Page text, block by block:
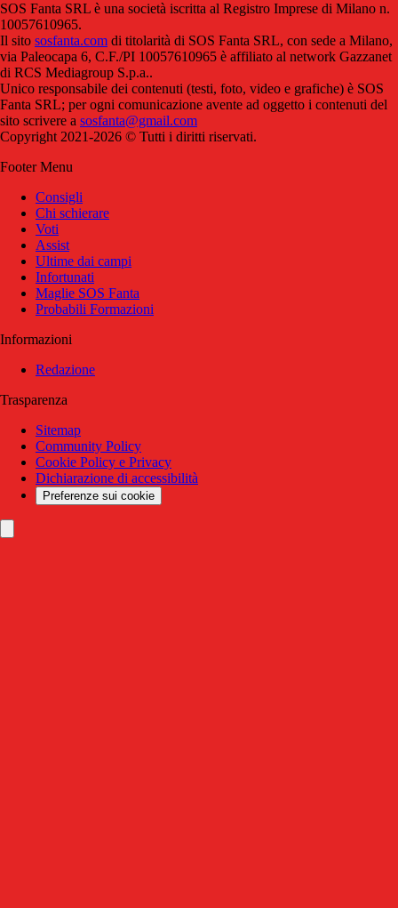
SOS Fanta SRL è una società iscritta al Registro Imprese di Milano n.
10057610965.
Il sito sosfanta.com di titolarità di SOS Fanta SRL, con sede a Milano,
via Paleocapa 6, C.F./PI 10057610965 è affiliato al network Gazzanet
di RCS Mediagroup S.p.a..
Unico responsabile dei contenuti (testi, foto, video e grafiche) è SOS
Fanta SRL; per ogni comunicazione avente ad oggetto i contenuti del
sito scrivere a sosfanta@gmail.com
Copyright 2021-2026 © Tutti i diritti riservati.
Footer Menu
Consigli
Chi schierare
Voti
Assist
Ultime dai campi
Infortunati
Maglie SOS Fanta
Probabili Formazioni
Informazioni
Redazione
Trasparenza
Sitemap
Community Policy
Cookie Policy e Privacy
Dichiarazione di accessibilità
Preferenze sui cookie